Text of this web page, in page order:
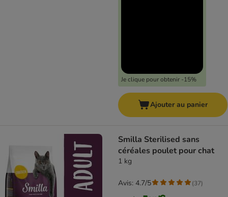
Je clique pour obtenir -15%
Ajouter au panier
Smilla Sterilised sans
céréales poulet pour chat
1 kg
Avis: 4.7/5 (37)